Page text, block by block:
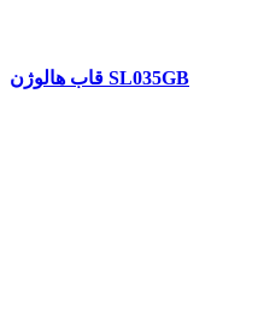
قاب هالوژن SL035GB